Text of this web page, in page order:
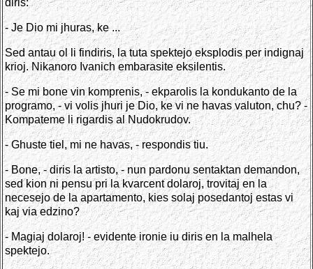
diris:
- Je Dio mi jhuras, ke ...
Sed antau ol li findiris, la tuta spektejo eksplodis per indignaj
krioj. Nikanoro Ivanich embarasite eksilentis.
- Se mi bone vin komprenis, - ekparolis la kondukanto de la
programo, - vi volis jhuri je Dio, ke vi ne havas valuton, chu? -
Kompateme li rigardis al Nudokrudov.
- Ghuste tiel, mi ne havas, - respondis tiu.
- Bone, - diris la artisto, - nun pardonu sentaktan demandon,
sed kion ni pensu pri la kvarcent dolaroj, trovitaj en la
necesejo de la apartamento, kies solaj posedantoj estas vi
kaj via edzino?
- Magiaj dolaroj! - evidente ironie iu diris en la malhela
spektejo.